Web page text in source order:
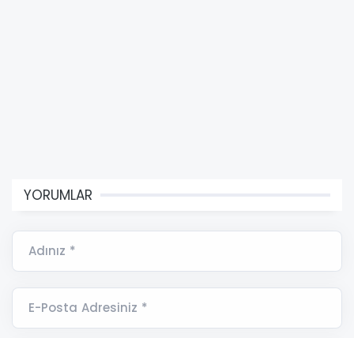
YORUMLAR
Adınız *
E-Posta Adresiniz *